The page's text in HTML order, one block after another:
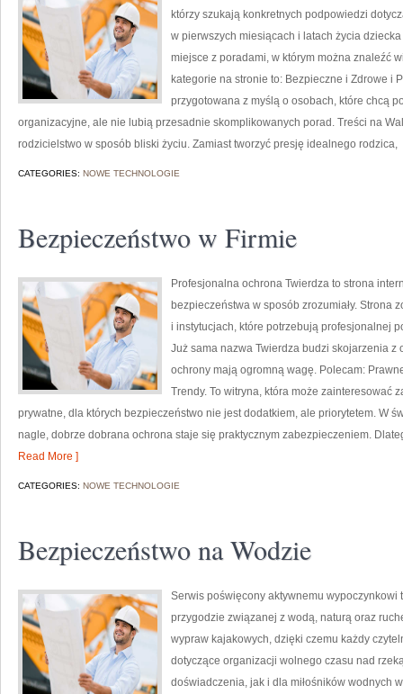
którzy szukają konkretnych podpowiedzi
w pierwszych miesiącach i latach życia
miejsce z poradami, w którym można znaleźć
kategorie na stronie to: Bezpieczne i Zdrowe i
przygotowana z myślą o osobach, które chcą
organizacyjne, ale nie lubią przesadnie skomplikowanych porad. Treści na
rodzicielstwo w sposób bliski życiu. Zamiast tworzyć presję idealnego rodzica,
CATEGORIES: NOWE TECHNOLOGIE
Bezpieczeństwo w Firmie
Profesjonalna ochrona Twierdza to strona
bezpieczeństwa w sposób zrozumiały. Strona
i instytucjach, które potrzebują profesjonalnej
Już sama nazwa Twierdza budzi skojarzenia
ochrony mają ogromną wagę. Polecam:
Trendy. To witryna, która może zainteresować
prywatne, dla których bezpieczeństwo nie jest dodatkiem, ale priorytetem. W
nagle, dobrze dobrana ochrona staje się praktycznym zabezpieczeniem.
Read More ]
CATEGORIES: NOWE TECHNOLOGIE
Bezpieczeństwo na Wodzie
Serwis poświęcony aktywnemu wypoczynkowi
przygodzie związanej z wodą, naturą oraz
wypraw kajakowych, dzięki czemu każdy
dotyczące organizacji wolnego czasu nad
doświadczenia, jak i dla miłośników wodnych